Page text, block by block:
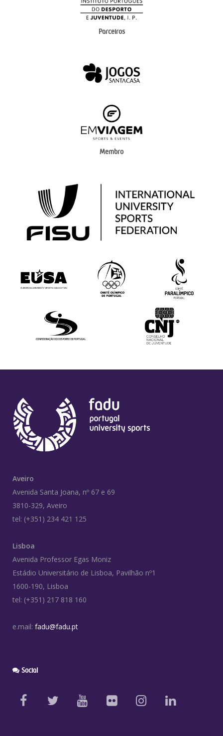
Parceiros
Membro
Aveiro
Avenida Santa Joana, nº 67 e 69
3810-329, Aveiro
tel: (+351) 234 421 125
Lisboa
Avenida Professor Egas Moniz
Estádio Universitário de Lisboa, Pavilhão nº1
1600-190, Lisboa
tel: (+351) 217 818 160
e.mail: fadu@fadu.pt
Social